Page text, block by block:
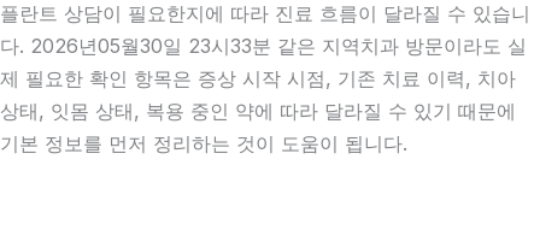
플란트 상담이 필요한지에 따라 진료 흐름이 달라질 수 있습니
다. 2026년05월30일 23시33분 같은 지역치과 방문이라도 실
제 필요한 확인 항목은 증상 시작 시점, 기존 치료 이력, 치아
상태, 잇몸 상태, 복용 중인 약에 따라 달라질 수 있기 때문에
기본 정보를 먼저 정리하는 것이 도움이 됩니다.